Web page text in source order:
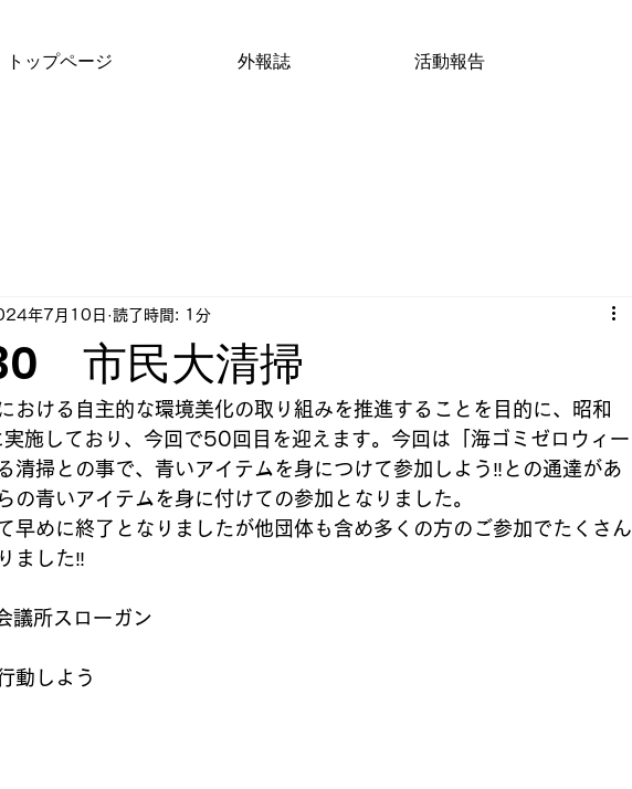
トップページ 外報誌 活動報告
市民大清掃
年7月10日 読了時間: 1分
おける自主的な環境美化の取り組みを推進することを目的に、昭和
施しており、今回で50回目を迎えます。今回は「海ゴミゼロウィー
清掃との事で、青いアイテムを身につけて参加しよう‼との通達があ
の青いアイテムを身に付けての参加となりました。
早めに終了となりましたが他団体も含め多くの方のご参加でたくさん
ました‼
議所スローガン
動しよう